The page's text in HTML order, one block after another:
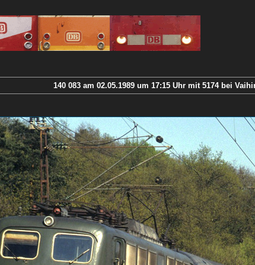
140 083 am 02.05.1989 um 17:15 Uhr mit 5174 bei